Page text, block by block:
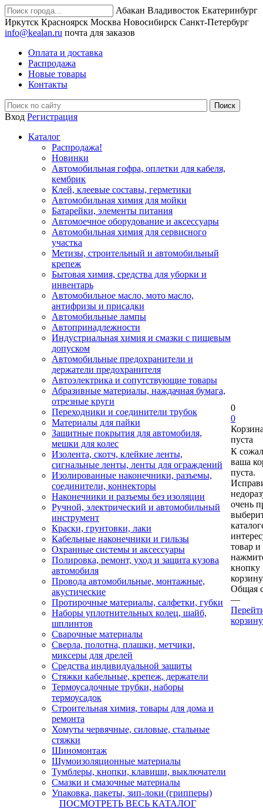
Абакан Владивосток Екатеринбург
Иркутск Красноярск Москва Новосибирск Санкт-Петербург
info@kealan.ru почта для заказов
Оплата и доставка
Распродажа
Новые товары
Контакты
Вход Регистрация
Каталог
Распродажа!
Новинки
Автомобильная гофра, оплетки для кабеля,
кембрик
Клей, клеевые составы, герметики
Автомобильная химия для мойки
Батарейки, элементы питания
Автомоечное оборудование и аксессуары
Автомобильная химия для сервисного
участка
Метизы, строительный и автомобильный
крепеж
Бытовая химия, средства для уборки и
инвентарь
Автомобильное масло, мото масло,
антифризы и присадки
Автомобильные лампы
Автопринадлежности
Индустриальная химия и смазки с пищевым
допуском
Автомобильные предохранители и
держатели предохранителя
Автоэлектрика и сопутствующие товары
Абразивные материалы, наждачная бумага,
отрезные круги
Переходники и соединители трубок
Материалы для пайки
Защитные покрытия для автомобиля,
мешки для колес
Изолента, скотч, клейкие ленты,
сигнальные ленты, ленты для ограждений
Изолированные наконечники, разъемы,
соединители, коннекторы
Наконечники и разъемы без изоляции
Ручной, электрический и автомобильный
инструмент
Краски, грунтовки, лаки
Кабельные наконечники и гильзы
Охранные системы и аксессуары
Полировка, ремонт, уход и защита кузова
автомобиля
Провода автомобильные, монтажные,
акустические
Протирочные материалы, салфетки, губки
Наборы уплотнительных колец, шайб,
шплинтов
Сварочные материалы
Сверла, полотна, плашки, метчики,
миксеры для дрелей
Средства индивидуальной защиты
Стяжки кабельные, крепеж, держатели
Термоусадочные трубки, наборы
термоусадок
Строительная химия, товары для дома и
ремонта
Хомуты червячные, силовые, стальные
стяжки
Шиномонтаж
Шумоизоляционные материалы
Тумблеры, кнопки, клавиши, выключатели
Смазки и смазочные материалы
Упаковка, пакеты, зип-локи (грипперы)
ПОСМОТРЕТЬ ВЕСЬ КАТАЛОГ
0
0
пуста
К
ваша
пуста.
очень
товар и
кнопку
Общая
—
корзину